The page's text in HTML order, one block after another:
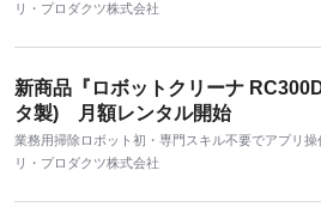
リ・プロダクツ株式会社
新商品『ロボットクリーナ
タ製) 月額レンタル開始
業務用掃除ロボット初・専門スキル不要でアプリ操
リ・プロダクツ株式会社